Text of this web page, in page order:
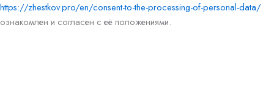
https://zhestkov.pro/en/consent-to-the-processing-of-personal-data/
ознакомлен и согласен с её положениями.